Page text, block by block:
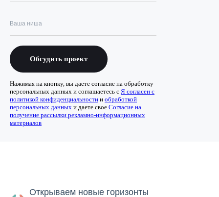
Обсудить проект
Нажимая на кнопку, вы даете согласие на обработку
персональных данных и соглашаетесь c Я согласен с
политикой конфиденциальности и обработкой
персональных данных и даете свое Согласие на
получение рассылки рекламно-информационных
материалов
Открываем новые горизонты